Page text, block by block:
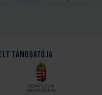
támogatója